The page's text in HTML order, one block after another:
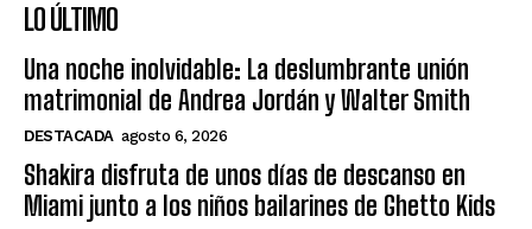
LO ÚLTIMO
Una noche inolvidable: La deslumbrante unión
matrimonial de Andrea Jordán y Walter Smith
DESTACADA agosto 6, 2026
Shakira disfruta de unos días de descanso en
Miami junto a los niños bailarines de Ghetto Kids